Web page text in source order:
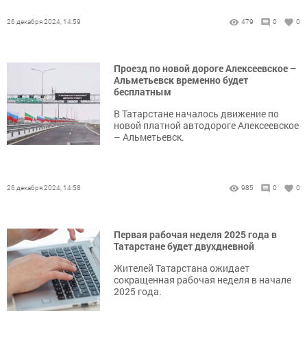
26 декабря 2024, 14:59 479 0 0
Проезд по новой дороге Алексеевское –
Альметьевск временно будет
бесплатным
В Татарстане началось движение по
новой платной автодороге Алексеевское
– Альметьевск.
26 декабря 2024, 14:58 985 0 0
Первая рабочая неделя 2025 года в
Татарстане будет двухдневной
Жителей Татарстана ожидает
сокращенная рабочая неделя в начале
2025 года.